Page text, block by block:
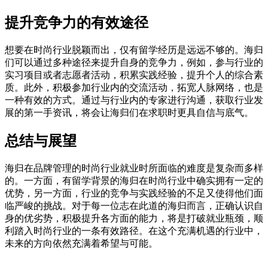
提升竞争力的有效途径
想要在时尚行业脱颖而出，仅有留学经历是远远不够的。海归
们可以通过多种途径来提升自身的竞争力，例如，参与行业的
实习项目或者志愿者活动，积累实践经验，提升个人的综合素
质。此外，积极参加行业内的交流活动，拓宽人脉网络，也是
一种有效的方式。通过与行业内的专家进行沟通，获取行业发
展的第一手资讯，将会让海归们在求职时更具自信与底气。
总结与展望
海归在品牌管理的时尚行业就业时所面临的难度是复杂而多样
的。一方面，有留学背景的海归在时尚行业中确实拥有一定的
优势，另一方面，行业的竞争与实践经验的不足又使得他们面
临严峻的挑战。对于每一位志在此道的海归而言，正确认识自
身的优劣势，积极提升各方面的能力，将是打破就业瓶颈，顺
利踏入时尚行业的一条有效路径。在这个充满机遇的行业中，
未来的方向依然充满着希望与可能。